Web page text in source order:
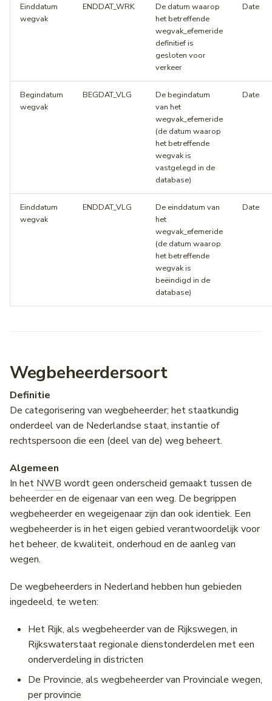
Einddatum
wegvak
ENDDAT_WRK
De datum waarop
het betreffende
wegvak_efemeride
definitief is
gesloten voor
verkeer
Date
Begindatum
wegvak
BEGDAT_VLG
De begindatum
van het
wegvak_efemeride
(de datum waarop
het betreffende
wegvak is
vastgelegd in de
database)
Date
Einddatum
wegvak
ENDDAT_VLG
De einddatum van
het
wegvak_efemeride
(de datum waarop
het betreffende
wegvak is
beëindigd in de
database)
Date
Wegbeheerdersoort
Definitie
De categorisering van wegbeheerder; het staatkundig
onderdeel van de Nederlandse staat, instantie of
rechtspersoon die een (deel van de) weg beheert.
Algemeen
In het NWB wordt geen onderscheid gemaakt tussen de
beheerder en de eigenaar van een weg. De begrippen
wegbeheerder en wegeigenaar zijn dan ook identiek. Een
wegbeheerder is in het eigen gebied verantwoordelijk voor
het beheer, de kwaliteit, onderhoud en de aanleg van
wegen.
De wegbeheerders in Nederland hebben hun gebieden
ingedeeld, te weten:
Het Rijk, als wegbeheerder van de Rijkswegen, in
Rijkswaterstaat regionale dienstonderdelen met een
onderverdeling in districten
De Provincie, als wegbeheerder van Provinciale wegen,
per provincie